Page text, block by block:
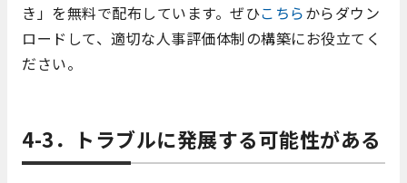
き」を無料で配布しています。ぜひこちらからダウン
ロードして、適切な人事評価体制の構築にお役立てく
ださい。
4-3．トラブルに発展する可能性がある